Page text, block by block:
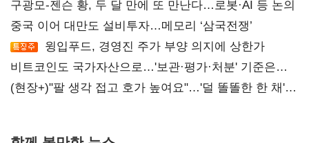
구광모-젠슨 황, 두 달 만에 또 만난다…로봇·AI 등 논의
중국 이어 대만도 설비투자…메모리 ‘삼국전쟁’
윙입푸드, 경영진 주가 부양 의지에 상한가
비트코인도 국가자산으로…'보관·평가·처분' 기준은
숙제
(현장+)"팔 생각 접고 호가 높여요"…'덜 똘똘한 한 채'